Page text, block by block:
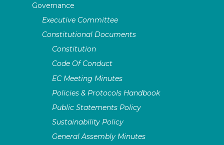
Governance
Executive Committee
Constitutional Documents
Constitution
Code Of Conduct
EC Meeting Minutes
Policies & Protocols Handbook
Public Statements Policy
Sustainability Policy
General Assembly Minutes